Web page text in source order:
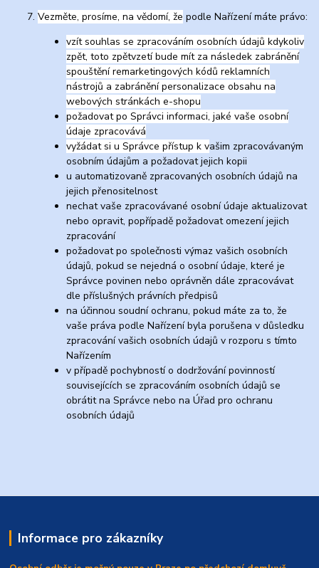
Vezměte, prosíme, na vědomí, že podle Nařízení máte právo:
vzít souhlas se zpracováním osobních údajů kdykoliv
zpět, toto zpětvzetí bude mít za následek zabránění
spouštění remarketingových kódů reklamních
nástrojů a zabránění personalizace obsahu na
webových stránkách e-shopu
požadovat po Správci informaci, jaké vaše osobní
údaje zpracovává
vyžádat si u Správce přístup k vašim zpracovávaným
osobním údajům a požadovat jejich kopii
u automatizovaně zpracovaných osobních údajů na
jejich přenositelnost
nechat vaše zpracovávané osobní údaje aktualizovat
nebo opravit, popřípadě požadovat omezení jejich
zpracování
požadovat po společnosti výmaz vašich osobních
údajů, pokud se nejedná o osobní údaje, které je
Správce povinen nebo oprávněn dále zpracovávat
dle příslušných právních předpisů
na účinnou soudní ochranu, pokud máte za to, že
vaše práva podle Nařízení byla porušena v důsledku
zpracování vašich osobních údajů v rozporu s tímto
Nařízením
v případě pochybností o dodržování povinností
souvisejících se zpracováním osobních údajů se
obrátit na Správce nebo na Úřad pro ochranu
osobních údajů
Informace pro zákazníky